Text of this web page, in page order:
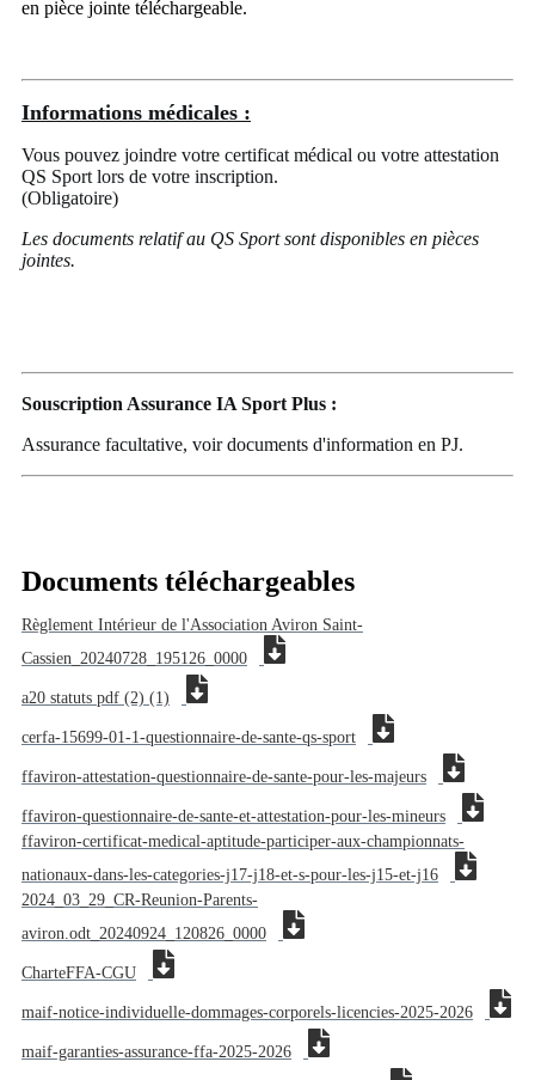
en pièce jointe téléchargeable.
Informations médicales :
Vous pouvez joindre votre certificat médical ou votre attestation
QS Sport lors de votre inscription.
(Obligatoire)
Les documents relatif au QS Sport sont disponibles en pièces
jointes.
Souscription Assurance IA Sport Plus :
Assurance facultative, voir documents d'information en PJ.
Documents téléchargeables
Règlement Intérieur de l'Association Aviron Saint-
Cassien_20240728_195126_0000
a20 statuts pdf (2) (1)
cerfa-15699-01-1-questionnaire-de-sante-qs-sport
ffaviron-attestation-questionnaire-de-sante-pour-les-majeurs
ffaviron-questionnaire-de-sante-et-attestation-pour-les-mineurs
ffaviron-certificat-medical-aptitude-participer-aux-championnats-
nationaux-dans-les-categories-j17-j18-et-s-pour-les-j15-et-j16
2024_03_29_CR-Reunion-Parents-
aviron.odt_20240924_120826_0000
CharteFFA-CGU
maif-notice-individuelle-dommages-corporels-licencies-2025-2026
maif-garanties-assurance-ffa-2025-2026